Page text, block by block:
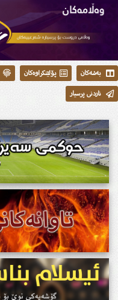
بەشەکان پۆلێنکراوەکان
ناردنی پرسیار